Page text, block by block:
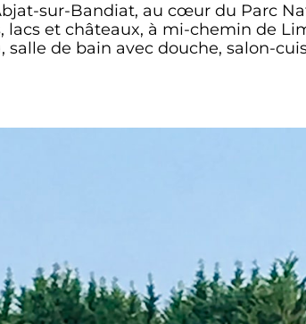
sur-Bandiat, au cœur du Parc
lacs et châteaux, à mi-chemin de
salle de bain avec douche, salon-